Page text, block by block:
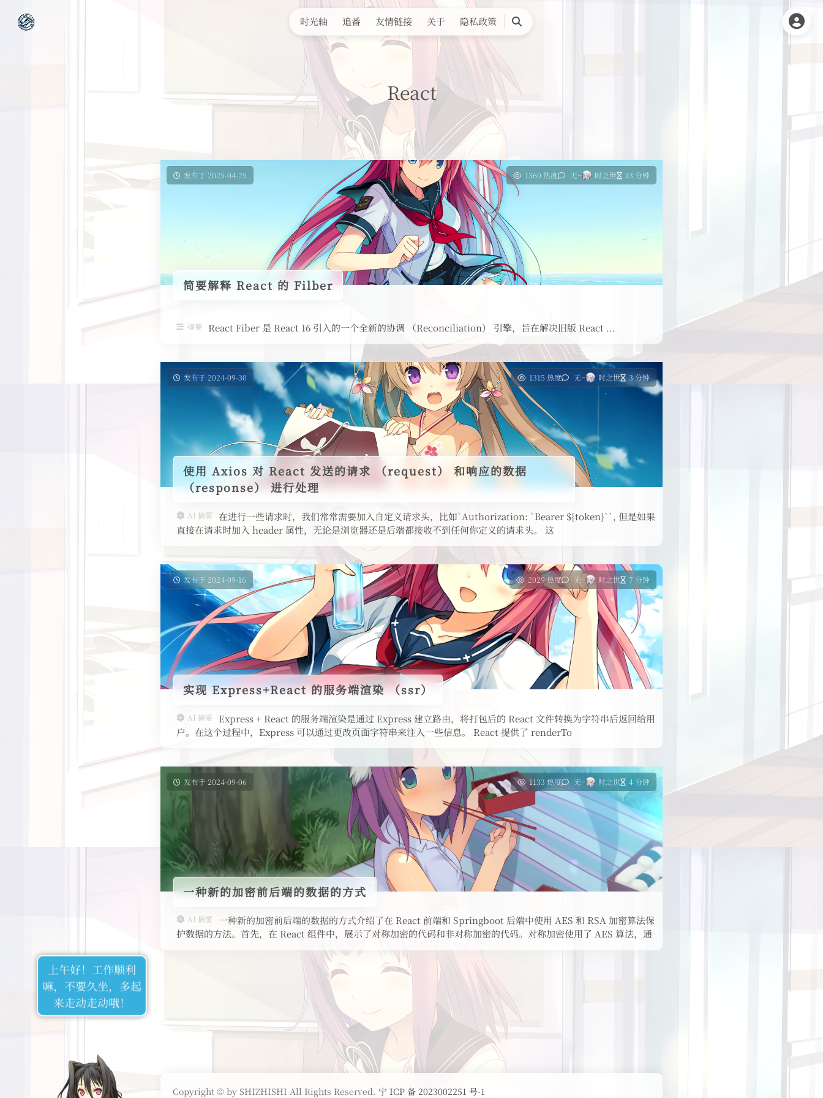
时光轴 追番 友情链接 关于 隐私政策 搜
React
发布于 2025-04-25 1360 热度 无~ 时之世 13 分钟
简要解释 React 的 Filber
摘要 React Fiber 是 React 16 引入的一个全新的协调 （Reconciliation） 引擎，旨在解决旧版 React ...
发布于 2024-09-30 1315 热度 无~ 时之世 3 分钟
使用 Axios 对 React 发送的请求 （request） 和响应的数据
（response） 进行处理
AI 摘要
在进行一些请求时，我们常常需要加入自定义请求头，比如`Authorization: `Bearer ${token}``, 但是如果
直接在请求时加入 header 属性，无论是浏览器还是后端都接收不到任何你定义的请求头。 这
发布于 2024-09-16 2029 热度 无~ 时之世 7 分钟
实现 Express+React 的服务端渲染 （ssr）
AI 摘要
Express + React 的服务端渲染是通过 Express 建立路由，将打包后的 React 文件转换为字符串后返回给用
户。在这个过程中，Express 可以通过更改页面字符串来注入一些信息。 React 提供了 renderTo
发布于 2024-09-06 1133 热度 无~ 时之世 4 分钟
一种新的加密前后端的数据的方式
AI 摘要
一种新的加密前后端的数据的方式介绍了在 React 前端和 Springboot 后端中使用 AES 和 RSA 加密算法保
护数据的方法。首先，在 React 组件中，展示了对称加密的代码和非对称加密的代码。对称加密使用了 AES 算法，通
Copyright © by SHIZHISHI All Rights Reserved. 宁 ICP 备 2023002251 号-1
上午好！工作顺利
嘛，不要久坐，多起
来走动走动哦！